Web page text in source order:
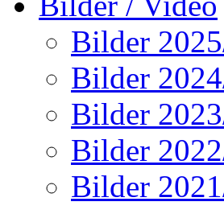
Bilder
Bilder
Bilder
Bilder
Bilder